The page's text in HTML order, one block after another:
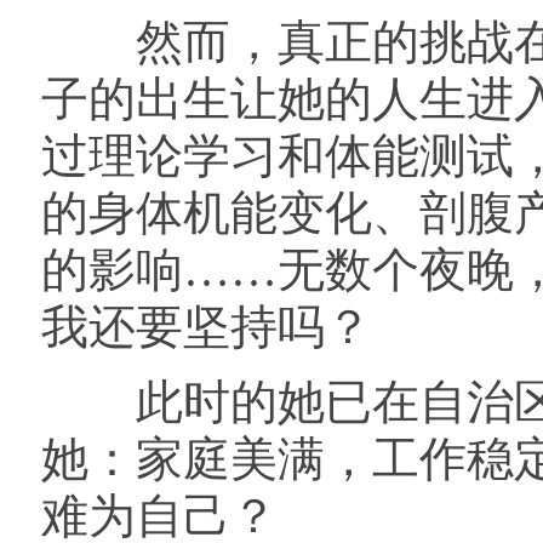
然而，真正的挑战在
子的出生让她的人生进
过理论学习和体能测试
的身体机能变化、剖腹
的影响……无数个夜晚
我还要坚持吗？
此时的她已在自治区
她：家庭美满，工作稳
难为自己？